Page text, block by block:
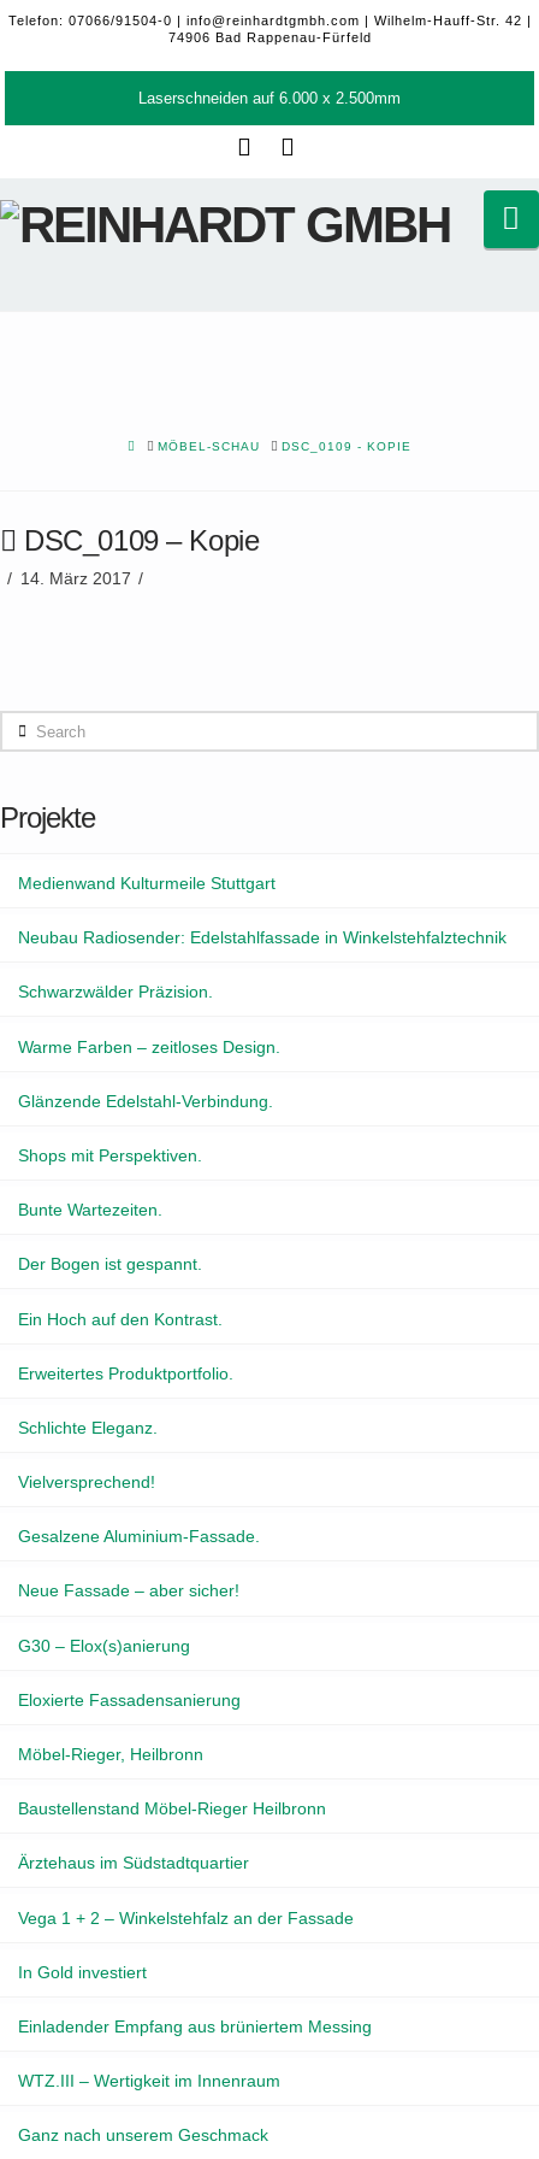
Telefon: 07066/91504-0 | info@reinhardtgmbh.com | Wilhelm-Hauff-Str. 42 |
74906 Bad Rappenau-Fürfeld
Laserschneiden auf 6.000 x 2.500mm
HOMEMÖBEL-SCHAU DSC_0109 - KOPIE
DSC_0109 – Kopie
14. März 2017
Search
Projekte
Medienwand Kulturmeile Stuttgart
Neubau Radiosender: Edelstahlfassade in Winkelstehfalztechnik
Schwarzwälder Präzision.
Warme Farben – zeitloses Design.
Glänzende Edelstahl-Verbindung.
Shops mit Perspektiven.
Bunte Wartezeiten.
Der Bogen ist gespannt.
Ein Hoch auf den Kontrast.
Erweitertes Produktportfolio.
Schlichte Eleganz.
Vielversprechend!
Gesalzene Aluminium-Fassade.
Neue Fassade – aber sicher!
G30 – Elox(s)anierung
Eloxierte Fassadensanierung
Möbel-Rieger, Heilbronn
Baustellenstand Möbel-Rieger Heilbronn
Ärztehaus im Südstadtquartier
Vega 1 + 2 – Winkelstehfalz an der Fassade
In Gold investiert
Einladender Empfang aus brüniertem Messing
WTZ.III – Wertigkeit im Innenraum
Ganz nach unserem Geschmack